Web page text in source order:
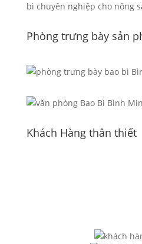
bì chuyên nghiệp cho nông
Phòng trưng bày sản
Khách Hàng thân thiết